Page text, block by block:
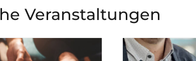
Veranstaltungen